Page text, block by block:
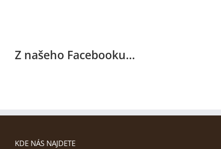
Z našeho Facebooku…
KDE NÁS NAJDETE